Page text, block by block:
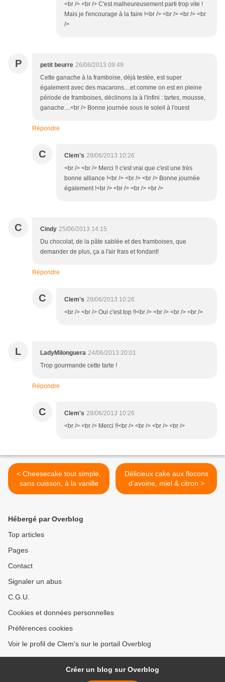
<br /> <br /> C'est malheureusement parti trop vite !
Mais je t'encourage à la faire !<br /> <br /> <br /> <br
/>
P petit beurre 26/06/2013 09:49
Cette ganache à la framboise, déjà testée, est super
également avec des macarons....et comme on est en pleine
période de framboises, déclinons la à l'infini : tartes, mousse,
ganache....<br /> Bonne journée sous le soleil à l'ouest
Répondre
C Clem's 28/06/2013 10:26
<br /> <br /> Merci !! c'est vrai que c'est une très
bonne alliance !<br /> <br /> <br /> Bonne journée
également !<br /> <br /> <br /> <br />
C Cindy 25/06/2013 14:15
Du chocolat, de la pâte sablée et des framboises, que
demander de plus, ça a l'air frais et fondant!
Répondre
C Clem's 28/06/2013 10:26
<br /> <br /> Oui c'est top !!<br /> <br /> <br /> <br />
L LadyMilonguera 24/06/2013 20:01
Trop gourmande cette tarte !
Répondre
C Clem's 28/06/2013 10:26
<br /> <br /> Merci !!<br /> <br /> <br /> <br />
< Cheesecake tout simple,
sans cuisson, à la vanille
Délicieux cake aux flocons
d'avoine, miel & citron >
Hébergé par Overblog
Top articles
Pages
Contact
Signaler un abus
C.G.U.
Cookies et données personnelles
Préférences cookies
Voir le profil de Clem's sur le portail Overblog
Créer un blog sur Overblog